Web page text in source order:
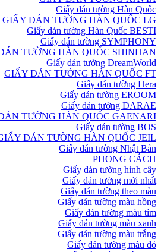
Giấy dán tường Hàn Quốc
GIẤY DÁN TƯỜNG HÀN QUỐC LG
Giấy dán tường Hàn Quốc BESTI
Giấy dán tường SYMPHONY
TƯỜNG HÀN QUỐC SHINHAN
Giấy dán tường DreamWorld
GIẤY DÁN TƯỜNG HÀN QUỐC FT
Giấy dán tường Hera
Giấy dán tường EROOM
Giấy dán tường DARAE
TƯỜNG HÀN QUỐC GAENARI
Giấy dán tường BOS
DÁN TƯỜNG HÀN QUỐC JEIL
Giấy dán tường Nhật Bản
PHONG CÁCH
Giấy dán tường hình cây
Giấy dán tường mới nhất
Giấy dán tường theo màu
Giấy dán tường màu hồng
Giấy dán tường màu tím
Giấy dán tường màu xanh
Giấy dán tường màu trắng
Giấy dán tường màu đỏ